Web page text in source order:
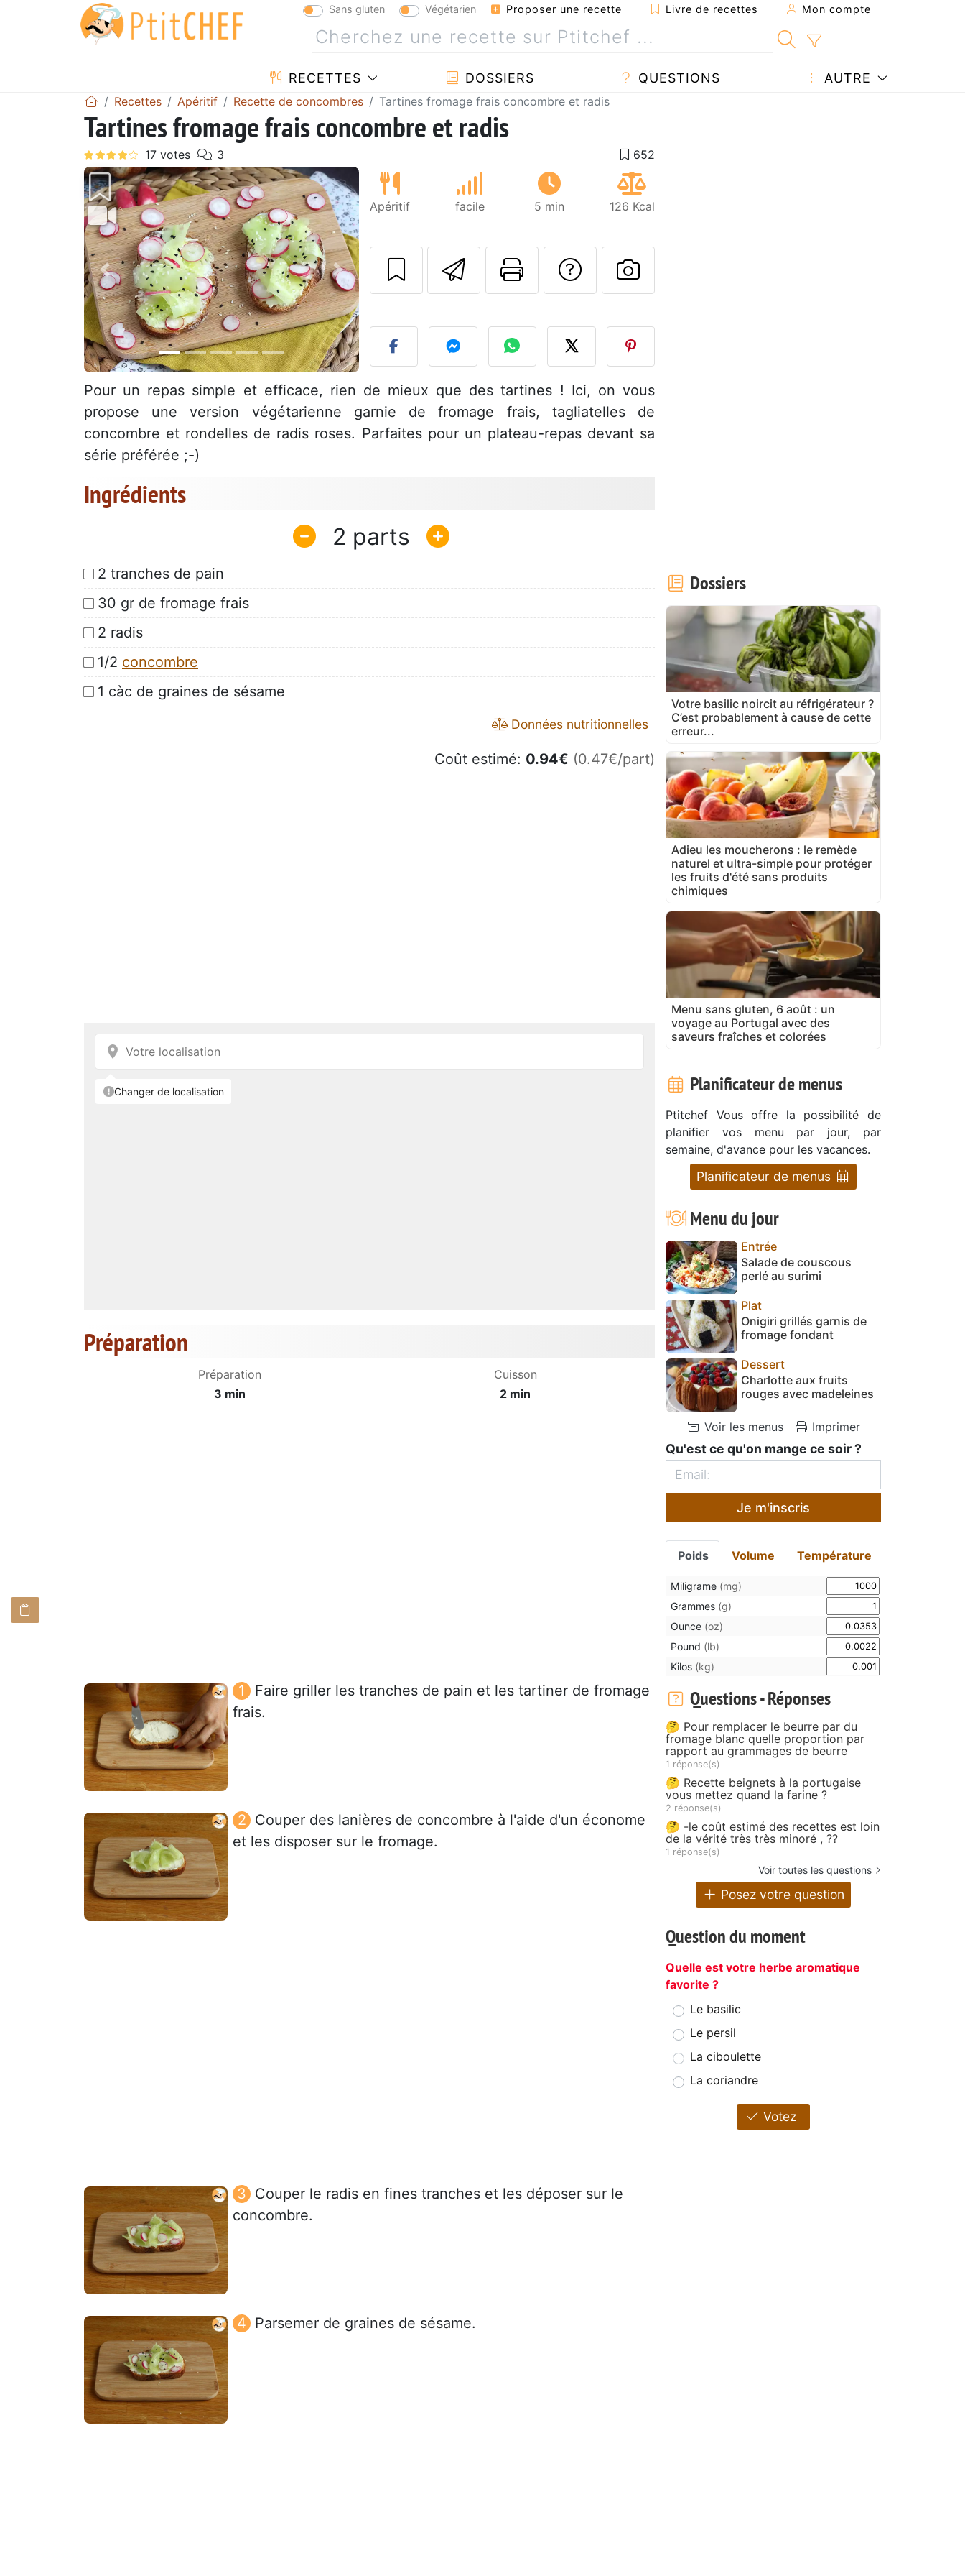
Sans gluten Végétarien Proposer une recette Livre de recettes Mon compte
RECETTES DOSSIERS QUESTIONS AUTRE
Recettes Apéritif Recette de concombres Tartines fromage frais concombre et radis
Tartines fromage frais concombre et radis
Précédent Suivant
Apéritif facile 5 min 126 Kcal
Envoyer cette recette à un ami
Imprimer cette page
Poser une question à l'auteur
Publier votre photo de cette
Pour un repas simple et efficace, rien de mieux que des tartines ! Ici, on vous
propose une version végétarienne garnie de fromage frais, tagliatelles de
concombre et rondelles de radis roses. Parfaites pour un plateau-repas devant sa
série préférée ;-)
Ingrédients
2
2 tranches de pain
30 gr de fromage frais
2 radis
1/2 concombre
1 càc de graines de sésame
Données nutritionnelles
Coût estimé: 0.94€ (0.47€/part)
Préparation
Préparation
3 min
Cuisson
2 min
Faire griller les tranches de pain et les tartiner de fromage
frais.
Couper des lanières de concombre à l'aide d'un économe
et les disposer sur le fromage.
Couper le radis en fines tranches et les déposer sur le
concombre.
Parsemer de graines de sésame.
Dossiers
Votre basilic noircit au réfrigérateur ?
C’est probablement à cause de cette
erreur...
Adieu les moucherons : le remède
naturel et ultra-simple pour protéger
les fruits d'été sans produits
chimiques
Menu sans gluten, 6 août : un
voyage au Portugal avec des
saveurs fraîches et colorées
Planificateur de menus
Ptitchef Vous offre la possibilité de
planifier vos menu par jour, par
semaine, d'avance pour les vacances.
Planificateur de menus
Menu du jour
Entrée
Salade de couscous
perlé au surimi
Plat
Onigiri grillés garnis de
fromage fondant
Dessert
Charlotte aux fruits
rouges avec madeleines
Voir les menus Imprimer
Qu'est ce qu'on mange ce soir ?
Je m'inscris
Poids Volume Température
Miligrame (mg)
Grammes (g)
Ounce (oz)
Pound (lb)
Kilos (kg)
Questions - Réponses
🤔 Pour remplacer le beurre par du
fromage blanc quelle proportion par
rapport au grammages de beurre
1 réponse(s)
🤔 Recette beignets à la portugaise
vous mettez quand la farine ?
2 réponse(s)
🤔 -le coût estimé des recettes est loin
de la vérité très très minoré , ??
1 réponse(s)
Voir toutes les questions
Posez votre question
Question du moment
Quelle est votre herbe aromatique
favorite ?
Le basilic
Le persil
La ciboulette
La coriandre
Votez